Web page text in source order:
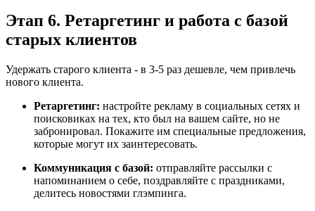
Этап 6. Ретаргетинг и работа с базой
старых клиентов
Удержать старого клиента - в 3-5 раз дешевле, чем привлечь
нового клиента.
Ретаргетинг: настройте рекламу в социальных сетях и
поисковиках на тех, кто был на вашем сайте, но не
забронировал. Покажите им специальные предложения,
которые могут их заинтересовать.
Коммуникация с базой: отправляйте рассылки с
напоминанием о себе, поздравляйте с праздниками,
делитесь новостями глэмпинга.